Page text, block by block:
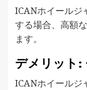
ICANホイールジ
する場合、高額
ます。
デメリット:
ICANホイールジ